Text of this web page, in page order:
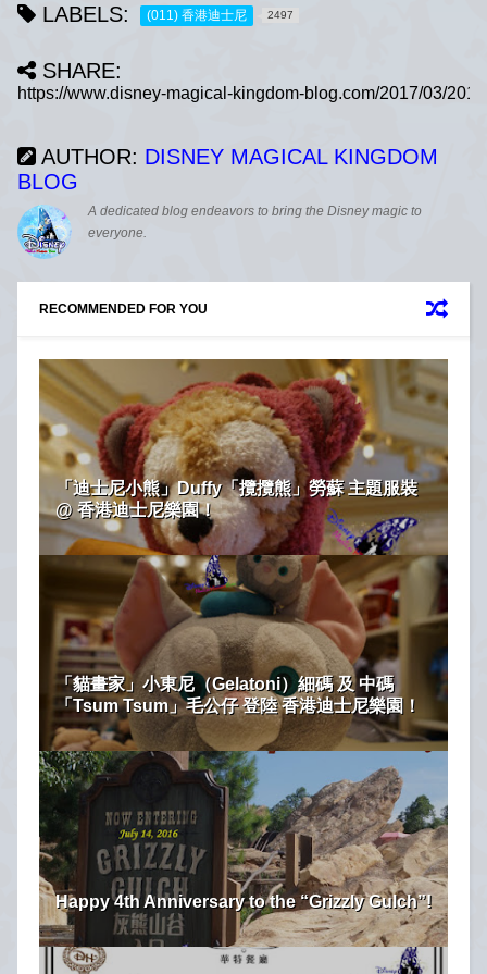
LABELS: (011) 香港迪士尼 2497
SHARE:
AUTHOR: DISNEY MAGICAL KINGDOM
BLOG
A dedicated blog endeavors to bring the Disney magic to
everyone.
RECOMMENDED FOR YOU
「迪士尼小熊」Duffy「攬攬熊」勞蘇 主題服裝
@ 香港迪士尼樂園！
「貓畫家」小東尼（Gelatoni）細碼 及 中碼
「Tsum Tsum」毛公仔 登陸 香港迪士尼樂園！
Happy 4th Anniversary to the “Grizzly Gulch”!